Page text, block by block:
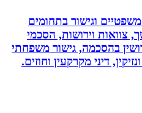
וגישור בתחומים
וירושות, הסכמי
בהסכמה, גישור משפחתי
דיני מקרקעין וחוזים.